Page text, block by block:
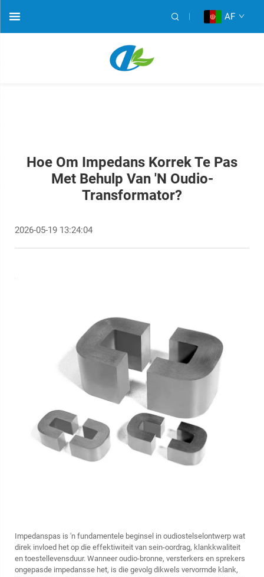
AF
Hoe Om Impedans Korrek Te Pas
Met Behulp Van 'n Oudio-
Transformator?
2026-05-19 13:24:04
Impedanspas is 'n fundamentele beginsel in oudiostelselontwerp wat
direk invloed het op die effektiwiteit van sein-oordrag, klankkwaliteit
en toestellevensduur. Wanneer oudio-bronne, versterkers en sprekers
ongepasde impedansse het, is die gevolg dikwels vervormde klank,